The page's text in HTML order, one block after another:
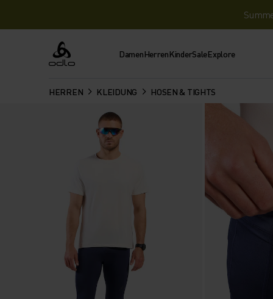
Odlo DamenHerrenKinderSaleExplore
HERREN KLEIDUNG HOSEN & TIGHTS